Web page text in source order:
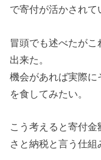
で寄付が活かされて
冒頭でも述べたが
出来た。
機会があれば実際
を食してみたい。
こう考えると寄付
さと納税と言う仕組